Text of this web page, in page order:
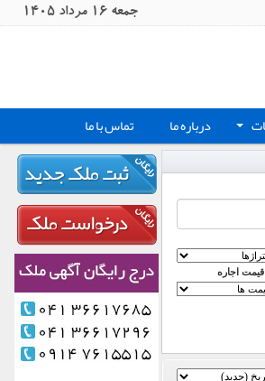
جمعه 16 مرداد 1405
+ درباره ما تماس با ما
قیمت اجاره